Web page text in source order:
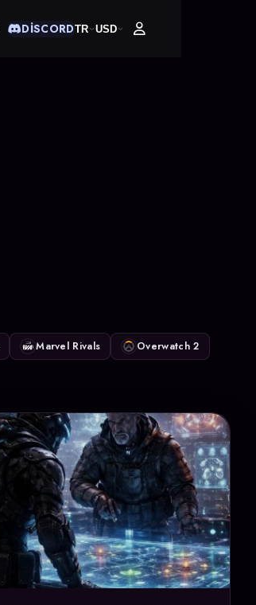
DISCORDTR USD
Marvel Rivals
Overwatch 2